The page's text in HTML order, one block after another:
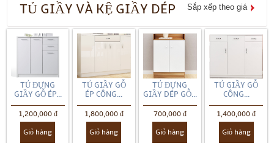
TỦ GIẦY VÀ KỆ GIẦY DÉP Sắp xếp theo giá
TỦ ĐỰNG
GIẦY GỖ ÉP...
1,200,000 đ
Giỏ hàng
TỦ GIẦY GỖ
ÉP CÔNG...
1,800,000 đ
Giỏ hàng
TỦ ĐỰNG
GIẦY DÉP GỖ...
700,000 đ
Giỏ hàng
TỦ GIẦY GỖ
CÔNG...
1,400,000 đ
Giỏ hàng